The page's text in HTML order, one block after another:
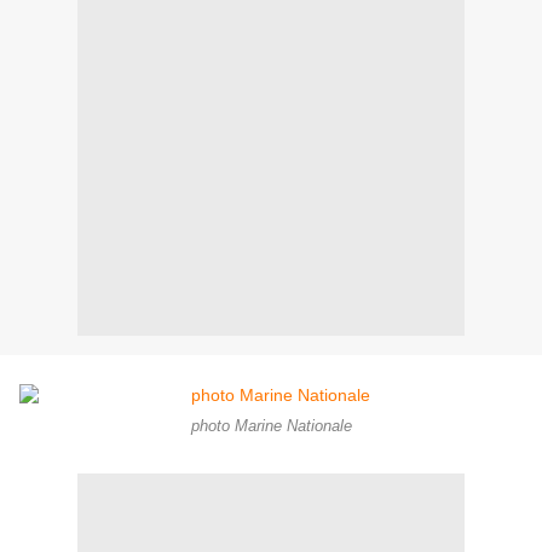
photo Marine Nationale